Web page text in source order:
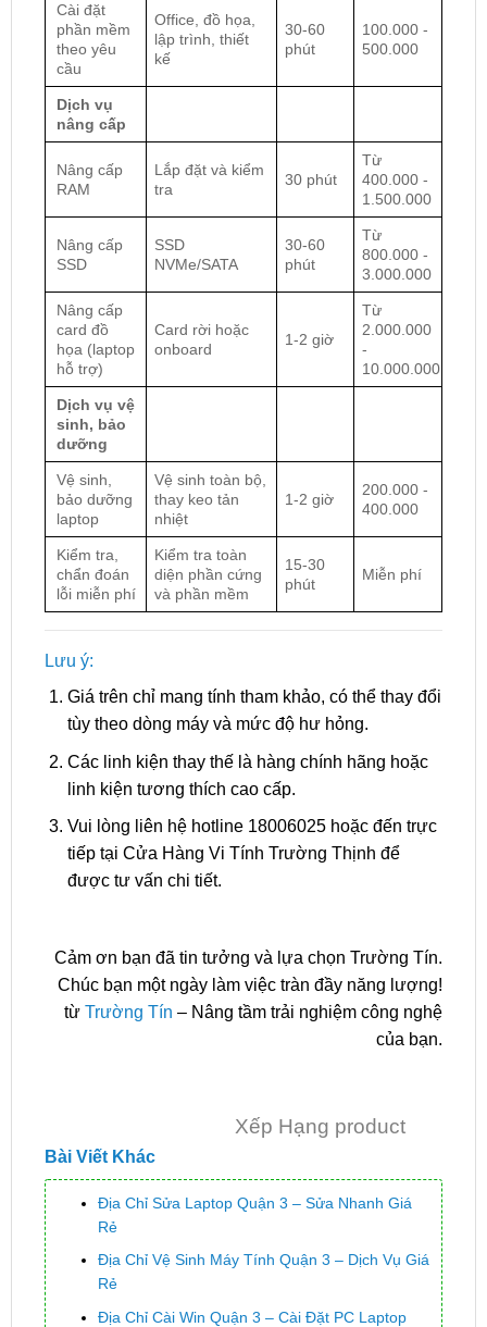
Cài đặt
phần mềm
theo yêu
cầu
Office, đồ họa,
lập trình, thiết
kế
30-60
phút
100.000 -
500.000
Dịch vụ
nâng cấp
Nâng cấp
RAM
Lắp đặt và kiểm
tra
30 phút
Từ
400.000 -
1.500.000
Nâng cấp
SSD
SSD
NVMe/SATA
30-60
phút
Từ
800.000 -
3.000.000
Nâng cấp
card đồ
họa (laptop
hỗ trợ)
Card rời hoặc
onboard
1-2 giờ
Từ
2.000.000
-
10.000.000
Dịch vụ vệ
sinh, bảo
dưỡng
Vệ sinh,
bảo dưỡng
laptop
Vệ sinh toàn bộ,
thay keo tản
nhiệt
1-2 giờ
200.000 -
400.000
Kiểm tra,
chẩn đoán
lỗi miễn phí
Kiểm tra toàn
diện phần cứng
và phần mềm
15-30
phút
Miễn phí
Lưu ý:
Giá trên chỉ mang tính tham khảo, có thể thay đổi
tùy theo dòng máy và mức độ hư hỏng.
Các linh kiện thay thế là hàng chính hãng hoặc
linh kiện tương thích cao cấp.
Vui lòng liên hệ hotline 18006025 hoặc đến trực
tiếp tại Cửa Hàng Vi Tính Trường Thịnh để
được tư vấn chi tiết.
Cảm ơn bạn đã tin tưởng và lựa chọn Trường Tín.
Chúc bạn một ngày làm việc tràn đầy năng lượng!
từTrường Tín – Nâng tầm trải nghiệm công nghệ
của bạn.
Xếp Hạng product
Bài Viết Khác
Địa Chỉ Sửa Laptop Quận 3 – Sửa Nhanh Giá
Rẻ
Địa Chỉ Vệ Sinh Máy Tính Quận 3 – Dịch Vụ Giá
Rẻ
Địa Chỉ Cài Win Quận 3 – Cài Đặt PC Laptop